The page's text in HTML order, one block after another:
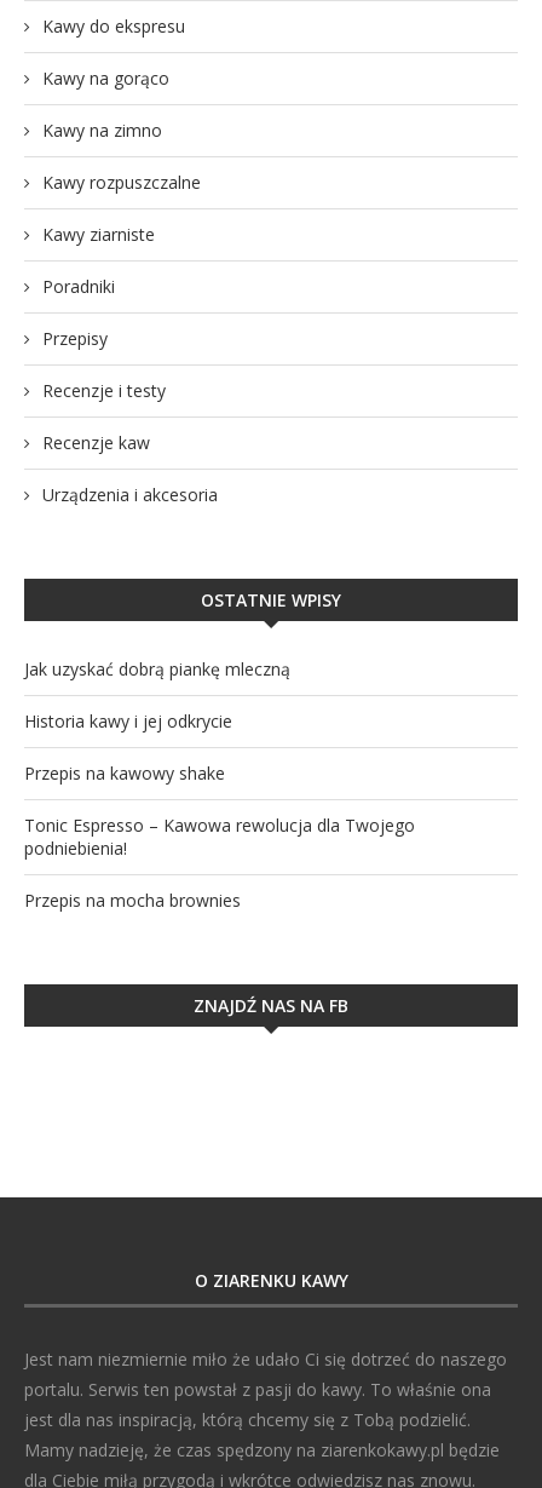
Kawy do ekspresu
Kawy na gorąco
Kawy na zimno
Kawy rozpuszczalne
Kawy ziarniste
Poradniki
Przepisy
Recenzje i testy
Recenzje kaw
Urządzenia i akcesoria
OSTATNIE WPISY
Jak uzyskać dobrą piankę mleczną
Historia kawy i jej odkrycie
Przepis na kawowy shake
Tonic Espresso – Kawowa rewolucja dla Twojego
podniebienia!
Przepis na mocha brownies
ZNAJDŹ NAS NA FB
O ZIARENKU KAWY
Jest nam niezmiernie miło że udało Ci się dotrzeć do naszego
portalu. Serwis ten powstał z pasji do kawy. To właśnie ona
jest dla nas inspiracją, którą chcemy się z Tobą podzielić.
Mamy nadzieję, że czas spędzony na ziarenkokawy.pl będzie
dla Ciebie miłą przygodą i wkrótce odwiedzisz nas znowu.